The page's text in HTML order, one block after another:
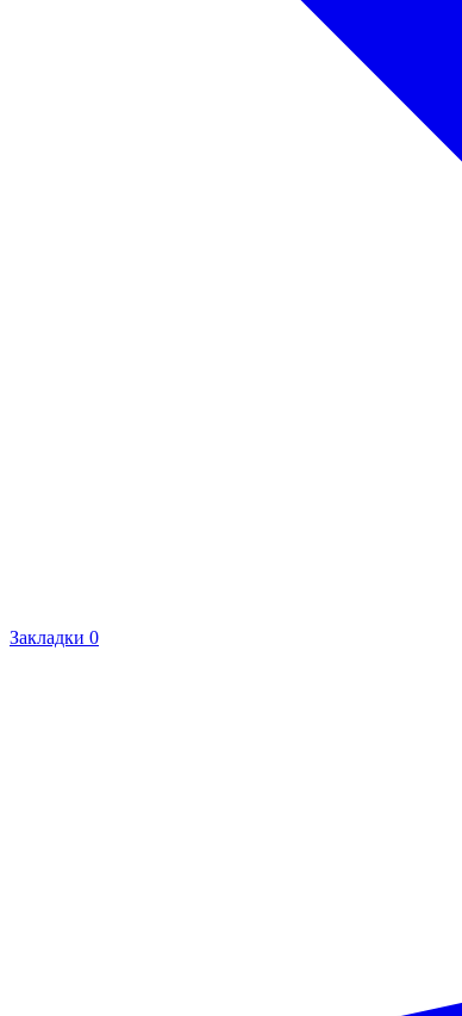
Закладки 0